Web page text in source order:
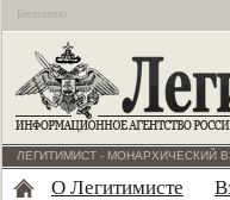
Бесплатно
ЛЕГИТИМИСТ - МОНАРХИЧЕСКИЙ
О Легитимисте